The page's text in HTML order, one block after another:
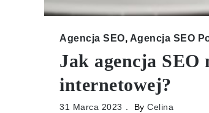
Agencja SEO, Agencja SEO
Jak agencja SEO
internetowej?
31 Marca 2023 By Celina